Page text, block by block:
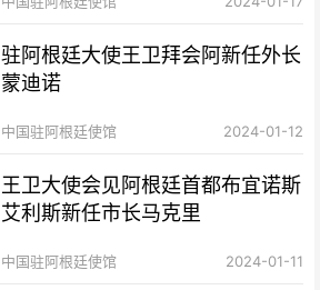
驻阿根廷大使王卫拜会阿新任外长
蒙迪诺
中国驻阿根廷使馆 2024-01-12
王卫大使会见阿根廷首都布宜诺斯
艾利斯新任市长马克里
中国驻阿根廷使馆 2024-01-11